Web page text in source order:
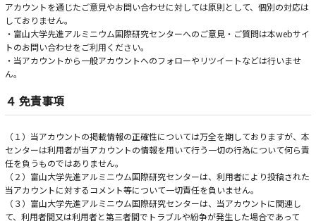
アカウントを通じたご意見やお問い合わせに対しては原則として、個別の対応は
しておりません。
・富山大学先進アルミニウム国際研究センターへのご意見・ご質問は本webサイ
トのお問い合わせをご利用ください。
・当アカウントから一般アカウントへのフォローやリツイートなどは行いませ
ん。
４ 免責事項
（１）当アカウントの掲載情報の正確性については万全を期しておりますが、本
センターは利用者が当アカウントの情報を用いて行う一切の行為について何ら責
任を負うものではありません。
（２）富山大学先進アルミニウム国際研究センターは、利用者により投稿された
当アカウントに対するコメント等について一切責任を負いません。
（３）富山大学先進アルミニウム国際研究センターは、当アカウントに関連し
て、利用者間又は利用者と第三者間でトラブルや紛争が発生した場合であって